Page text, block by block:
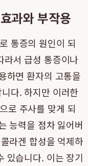
과와 부작용
통증의 원인이 되
라서 급성 통증이나
하면 환자의 고통을
다. 하지만 이러한
로 주사를 맞게 되
능력을 점차 잃어버
라겐 합성을 억제하
있습니다. 이는 장기